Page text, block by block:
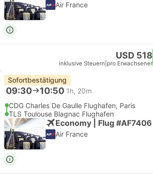
Air France
USD 518
inklusive Steuern pro Erwachsener
Sofortbestätigung
09:30 10:50 1h, 20m
CDG Charles De Gaulle Flughafen, Paris
TLS Toulouse Blagnac Flughafen
Economy | Flug #AF7406
Air France